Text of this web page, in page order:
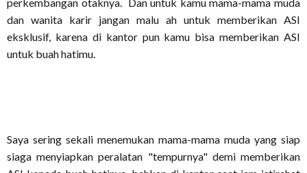
dan wanita karir jangan malu ah untuk memberikan ASI
eksklusif, karena di kantor pun kamu bisa memberikan ASI
untuk buah hatimu.
Saya sering sekali menemukan mama-mama muda yang siap
siaga menyiapkan peralatan "tempurnya" demi memberikan